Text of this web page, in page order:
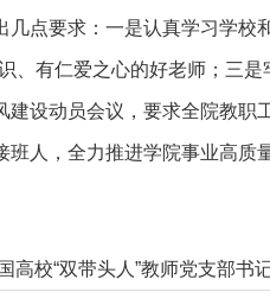
点要求：一是认真学习学
有仁爱之心的好老师；三是
设动员会议，要求全院教
人，全力推进学院事业高质
高校“双带头人”教师党支部书